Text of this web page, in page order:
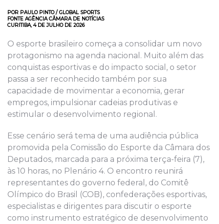
POR PAULO PINTO / GLOBAL SPORTS
FONTE AGÊNCIA CÂMARA DE NOTÍCIAS
CURITIBA, 4 DE JULHO DE 2026
O esporte brasileiro começa a consolidar um novo
protagonismo na agenda nacional. Muito além das
conquistas esportivas e do impacto social, o setor
passa a ser reconhecido também por sua
capacidade de movimentar a economia, gerar
empregos, impulsionar cadeias produtivas e
estimular o desenvolvimento regional.
Esse cenário será tema de uma audiência pública
promovida pela Comissão do Esporte da Câmara dos
Deputados, marcada para a próxima terça-feira (7),
às 10 horas, no Plenário 4. O encontro reunirá
representantes do governo federal, do Comitê
Olímpico do Brasil (COB), confederações esportivas,
especialistas e dirigentes para discutir o esporte
como instrumento estratégico de desenvolvimento